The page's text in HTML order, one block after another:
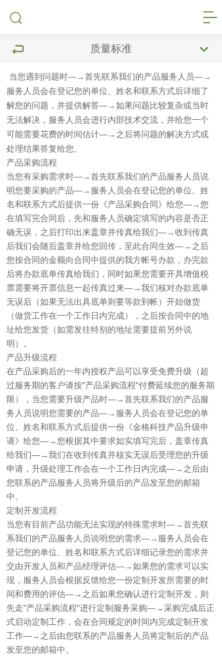
质量标准
当您遇到问题时—→首先联系我们的产品服务人员—→
服务人员会在登记您的单位、姓名和联系方式后详细了
解您的问题，并提供解答—→如果问题比较复杂或当时
无法解决，服务人员会进行内部技术交流，并给您一个
可能需要花费的时间估计—→之后将问题的解决方式或
处理结果答复给您。
产品采购流程
当您有采购需求时—→首先联系我们的产品服务人员说
明您要采购的产品—→服务人员会在登记您的单位、姓
名和联系方式后提供一份《产品采购合同》给您—→您
在填写完合同后，先和服务人员确定填写的内容是否正
确无误，之后打印出来盖章并传真给我们—→收到传真
后我们会随后盖章并给您回传，至此合同生效—→之后
您按合同的金额向合同中提供的我方帐号办款，办完款
后将办款底单传真给我们，同时如果您需要开具增值税
票需要将开票信息一起传真过来—→我们核对办款底单
无误后（如果无法出具底单则要等款到帐）开始做货
（做货工作在一个工作日内完成），之后按合同中的地
址给您发货（如需发往特别的地址需要提前另外说
明）。
产品升级流程
在产品采购后的一年内授权产品可以享受免费升级（超
过服务期的客户请按"产品采购流程"付费延续您的服务期
限），当您需要升级产品时—→首先联系我们的产品服
务人员说明您需要的产品—→服务人员会在登记您的单
位、姓名和联系方式后提供一份《金格科技产品升级申
请》给您—→您根据其中要求如实填写完后，盖章传真
给我们—→我们在收到传真并核实无误后受理您的升级
申请，升级处理工作会在一个工作日内完成—→之后由
您联系的产品服务人员将升级后的产品发至您的邮箱
中。
定制开发流程
当您有目前产品功能无法实现的特殊需求时—→首先联
系我们的产品服务人员说明您的需求—→服务人员会在
登记您的单位、姓名和联系方式后详细记录您的需求并
交由开发人员和产品经理评估—→如果您的需求可以实
现，服务人员会根据反馈给您一份定制开发所需要的时
间和费用的评估—→之后如果您确认进行定制开发，则
先走"产品采购流程"进行定制服务采购—→采购完成后正
式启动定制工作，会在合同规定的时间内完成定制开发
工作—→之后由您联系的产品服务人员将定制后的产品
发至您的邮箱中。